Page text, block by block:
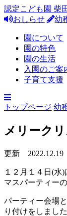
認定こども園 柴
おしらせ
幼
園について
園の特色
園の生活
入園のご案
子育て支援
トップページ 幼
メリーク
更新 2022.12.19
１２月１４日(水
マスパーティーの
パーティー会場
り付けをしました